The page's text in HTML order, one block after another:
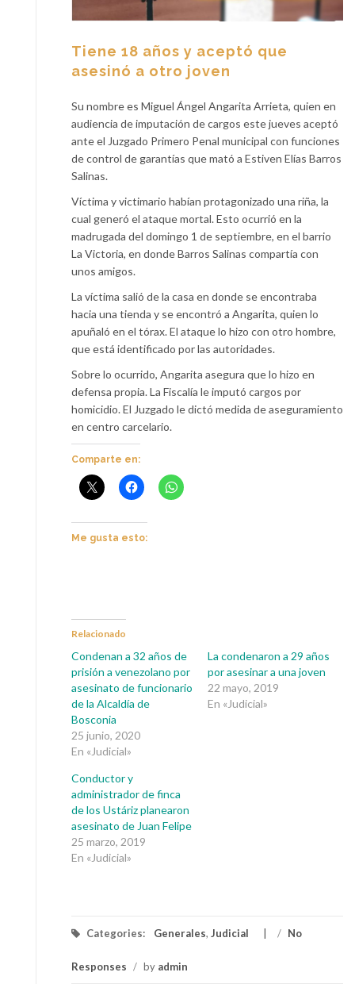
Tiene 18 años y aceptó que
asesinó a otro joven
Su nombre es Miguel Ángel Angarita Arrieta, quien en
audiencia de imputación de cargos este jueves aceptó
ante el Juzgado Primero Penal municipal con funciones
de control de garantías que mató a Estiven Elías Barros
Salinas.
Víctima y victimario habían protagonizado una riña, la
cual generó el ataque mortal. Esto ocurrió en la
madrugada del domingo 1 de septiembre, en el barrio
La Victoria, en donde Barros Salinas compartía con
unos amigos.
La víctima salió de la casa en donde se encontraba
hacia una tienda y se encontró a Angarita, quien lo
apuñaló en el tórax. El ataque lo hizo con otro hombre,
que está identificado por las autoridades.
Sobre lo ocurrido, Angarita asegura que lo hizo en
defensa propia. La Fiscalía le imputó cargos por
homicidio. El Juzgado le dictó medida de aseguramiento
en centro carcelario.
Comparte en:
Me gusta esto:
Relacionado
Condenan a 32 años de
prisión a venezolano por
asesinato de funcionario
de la Alcaldía de
Bosconia
25 junio, 2020
En «Judicial»
La condenaron a 29 años
por asesinar a una joven
22 mayo, 2019
En «Judicial»
Conductor y
administrador de finca
de los Ustáriz planearon
asesinato de Juan Felipe
25 marzo, 2019
En «Judicial»
Categories: Generales, Judicial / No
Responses / by admin